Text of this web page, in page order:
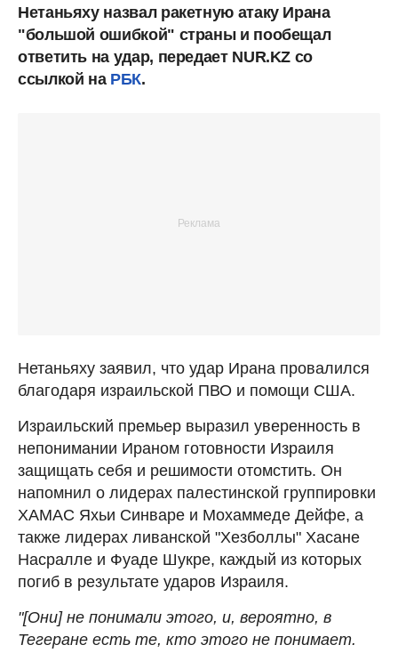
Нетаньяху назвал ракетную атаку Ирана
"большой ошибкой" страны и пообещал
ответить на удар, передает NUR.KZ со
ссылкой на РБК.
Нетаньяху заявил, что удар Ирана провалился
благодаря израильской ПВО и помощи США.
Израильский премьер выразил уверенность в
непонимании Ираном готовности Израиля
защищать себя и решимости отомстить. Он
напомнил о лидерах палестинской группировки
ХАМАС Яхьи Синваре и Мохаммеде Дейфе, а
также лидерах ливанской "Хезболлы" Хасане
Насралле и Фуаде Шукре, каждый из которых
погиб в результате ударов Израиля.
"[Они] не понимали этого, и, вероятно, в
Тегеране есть те, кто этого не понимает.